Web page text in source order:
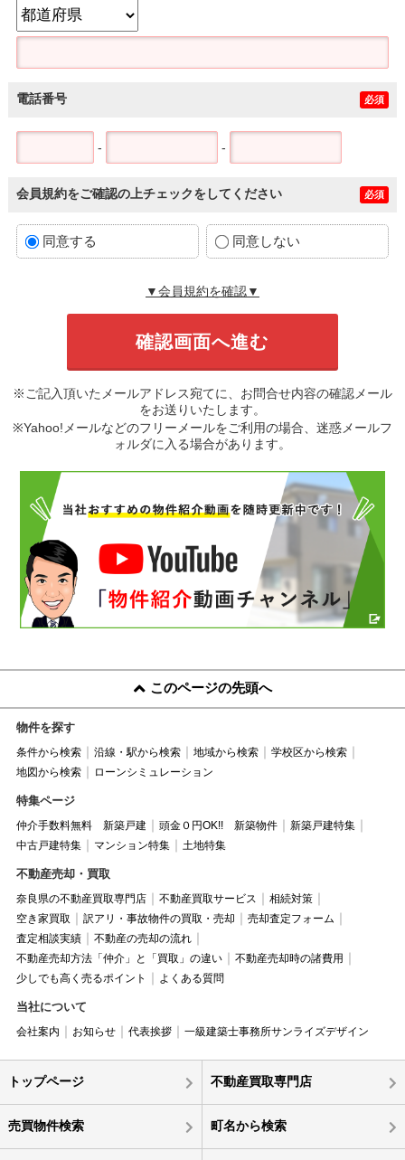
電話番号 必須
- -
会員規約をご確認の上チェックをしてください 必須
同意する 同意しない
▼会員規約を確認▼
※ご記入頂いたメールアドレス宛てに、お問合せ内容の確認メール
をお送りいたします。
※Yahoo!メールなどのフリーメールをご利用の場合、迷惑メールフ
ォルダに入る場合があります。
このページの先頭へ
物件を探す
条件から検索 沿線・駅から検索 地域から検索
学校区から検索
地図から検索
ローンシミュレーション
特集ページ
仲介手数料無料 新築戸建 頭金０円OK!! 新築物件
新築戸建特集
中古戸建特集
マンション特集 土地特集
不動産売却・買取
奈良県の不動産買取専門店 不動産買取サービス
相続対策
空き家買取
訳アリ・事故物件の買取・売却
売却査定フォーム
査定相談実績
不動産の売却の流れ
不動産売却方法「仲介」と「買取」の違い
不動産売却時の諸費用
少しでも高く売るポイント
よくある質問
当社について
会社案内 お知らせ 代表挨拶 一級建築士事務所サンライズデザイン
トップページ 不動産買取専門店
売買物件検索 町名から検索